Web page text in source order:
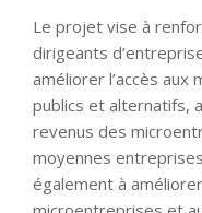
Le projet vise à
dirigeants
améliorer l’accès aux
publics et alternatifs,
revenus des
moyennes
également à